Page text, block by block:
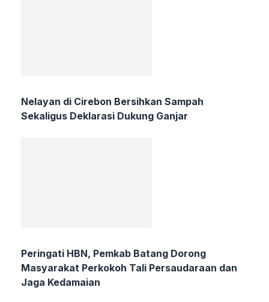
Nelayan di Cirebon Bersihkan Sampah
Sekaligus Deklarasi Dukung Ganjar
Peringati HBN, Pemkab Batang Dorong
Masyarakat Perkokoh Tali Persaudaraan dan
Jaga Kedamaian